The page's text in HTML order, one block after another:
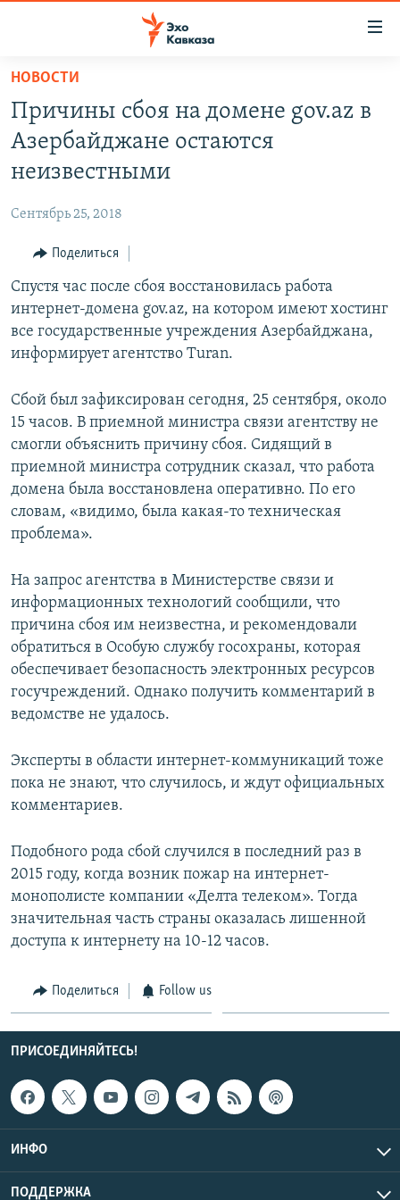
Вернуться
основному
содержанию
Вернутся
главной
навигации
Вернутся
поиску
ТБИЛИСИ
СУХУМИ
ВЕСЬ КАВКАЗ
СЕВЕРНЫЙ КАВКАЗ
АРМЕНИЯ
АЗЕРБАЙДЖАН
ТЕМЫ
ПОЛИТИКА
ЭКОНОМИКА
ОБЩЕСТВО
СПОРТ
МИР
РУБРИКИ
НЕКРУГЛЫЙ СТОЛ
ГОСТЬ НЕДЕЛИ
БЛОГИ
ГОЛОСА
ЧИТАЕМ ПРЕССУ
МУЛЬТИМЕДИА
ВИДЕО
АУДИО
АРХИВ РАДИОПРОГРАММЫ
ПРИСОЕДИНЯЙТЕСЬ!
Все сайты РСЕ/РС
НОВОСТИ
Причины сбоя на домене gov.az в
Азербайджане остаются
неизвестными
Сентябрь 25, 2018
Поделиться
Спустя час после сбоя восстановилась работа
интернет-домена gov.az, на котором имеют хостинг
все государственные учреждения Азербайджана,
информирует агентство Turan.
Сбой был зафиксирован сегодня, 25 сентября, около
15 часов. B приемной министра связи агентству не
смогли объяснить причину сбоя. Сидящий в
приемной министра сотрудник сказал, что работа
домена была восстановлена оперативно. По его
словам, «видимо, была какая-то техническая
проблема».
На запрос агентства в Министерстве связи и
информационных технологий сообщили, что
причина сбоя им неизвестна, и рекомендовали
обратиться в Особую службу госохраны, которая
обеспечивает безопасность электронных ресурсов
госучреждений. Однако получить комментарий в
ведомстве не удалось.
Эксперты в области интернет-коммуникаций тоже
пока не знают, что случилось, и ждут официальных
комментариев.
Подобного рода сбой случился в последний раз в
2015 году, когда возник пожар на интернет-
монополисте компании «Делта телеком». Тогда
значительная часть страны оказалась лишенной
доступа к интернету на 10-12 часов.
Поделиться Follow us
ПРИСОЕДИНЯЙТЕСЬ!
ИНФО
ПОДДЕРЖКА